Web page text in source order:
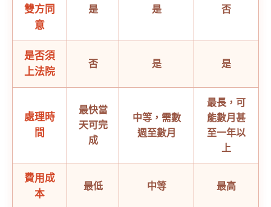
雙方同
意
是 是 否
是否須
上法院
否 是 是
處理時
間
最快當
天可完
成
中等，需數
週至數月
最長，可
能數月甚
至一年以
上
費用成
本
最低 中等 最高